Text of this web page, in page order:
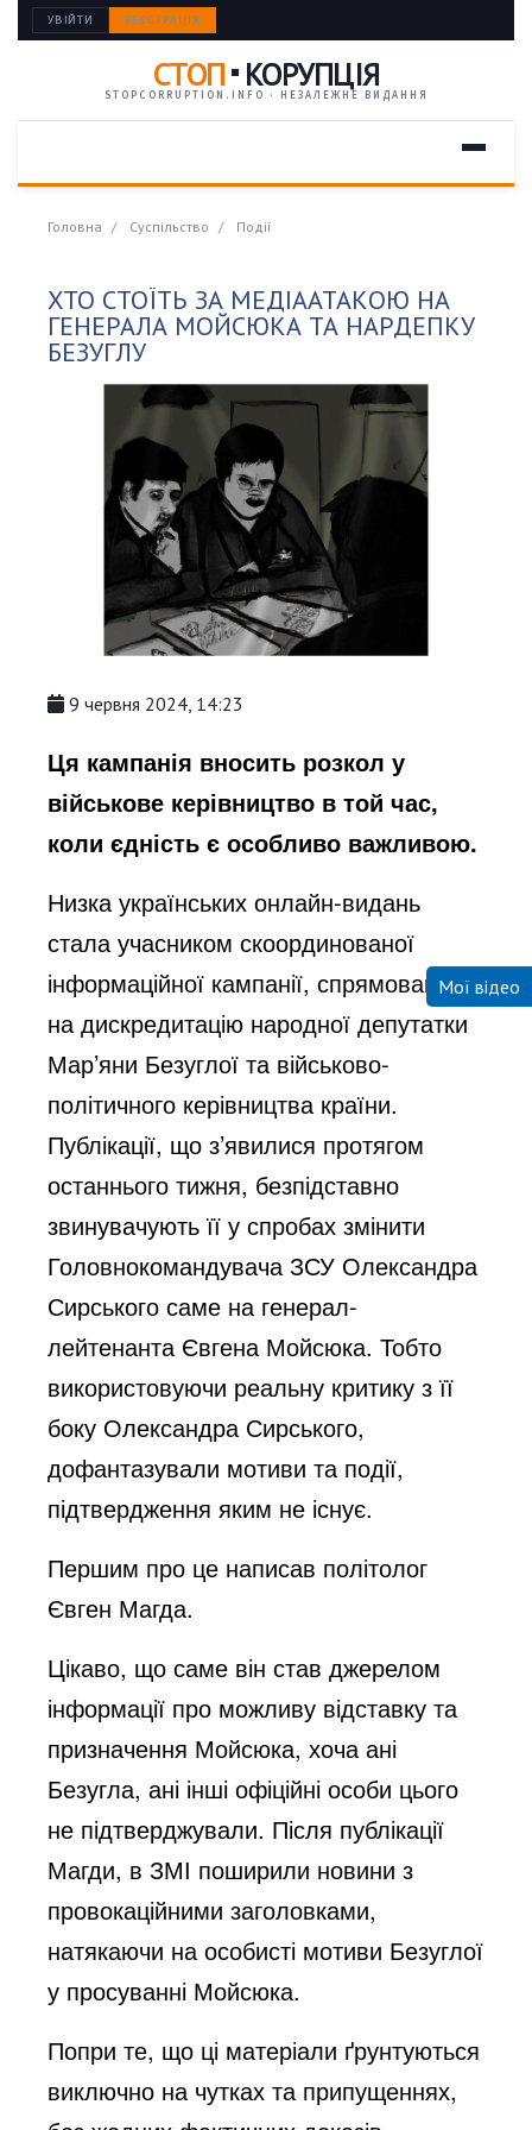
УВІЙТИ РЕЄСТРАЦІЯ
СТОП КОРУПЦІЯ
STOPCORRUPTION.INFO · НЕЗАЛЕЖНЕ ВИДАННЯ
Головна Суспільство Події
ХТО СТОЇТЬ ЗА МЕДІААТАКОЮ НА
ГЕНЕРАЛА МОЙСЮКА ТА НАРДЕПКУ
БЕЗУГЛУ
9 червня 2024, 14:23
Ця кампанія вносить розкол у
військове керівництво в той час,
коли єдність є особливо важливою.
Низка українських онлайн-видань
стала учасником скоординованої
інформаційної кампанії, спрямованої
на дискредитацію народної депутатки
Мар’яни Безуглої та військово-
політичного керівництва країни.
Публікації, що з’явилися протягом
останнього тижня, безпідставно
звинувачують її у спробах змінити
Головнокомандувача ЗСУ Олександра
Сирського саме на генерал-
лейтенанта Євгена Мойсюка. Тобто
використовуючи реальну критику з її
боку Олександра Сирського,
дофантазували мотиви та події,
підтвердження яким не існує.
Першим про це написав політолог
Євген Магда.
Цікаво, що саме він став джерелом
інформації про можливу відставку та
призначення Мойсюка, хоча ані
Безугла, ані інші офіційні особи цього
не підтверджували. Після публікації
Магди, в ЗМІ поширили новини з
провокаційними заголовками,
натякаючи на особисті мотиви Безуглої
у просуванні Мойсюка.
Попри те, що ці матеріали ґрунтуються
виключно на чутках та припущеннях,
Мої відео